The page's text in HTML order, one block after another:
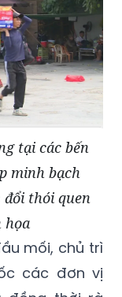
tại các bến
minh bạch
thói quen
họa
mối, chủ trì
các đơn vị